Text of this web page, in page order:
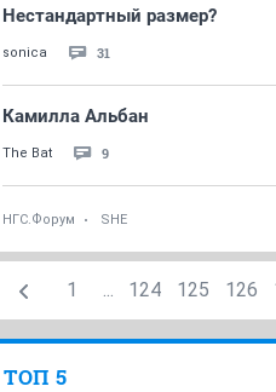
Нестандартный размер?
sonica 31
Камилла Альбан
The Bat 9
НГС.Форум SHE
1 ... 124 125 126
ТОП 5